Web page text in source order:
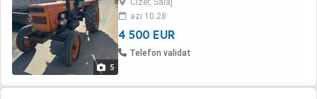
5
Cizer, Salaj
azi 10:28
4 500 EUR
Telefon validat